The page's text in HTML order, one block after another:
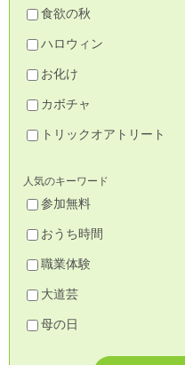
食欲の秋
ハロウィン
お化け
カボチャ
トリックオアトリート
人気のキーワード
参加無料
おうち時間
職業体験
大道芸
母の日